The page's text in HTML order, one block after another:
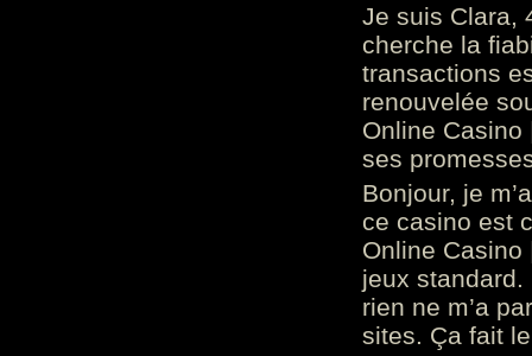
Je suis Clara,
cherche la
transactions
renouvelée
Online
ses
Bonjour, je
ce casino est
Online
jeux standard.
rien ne m’a
sites. Ça fait